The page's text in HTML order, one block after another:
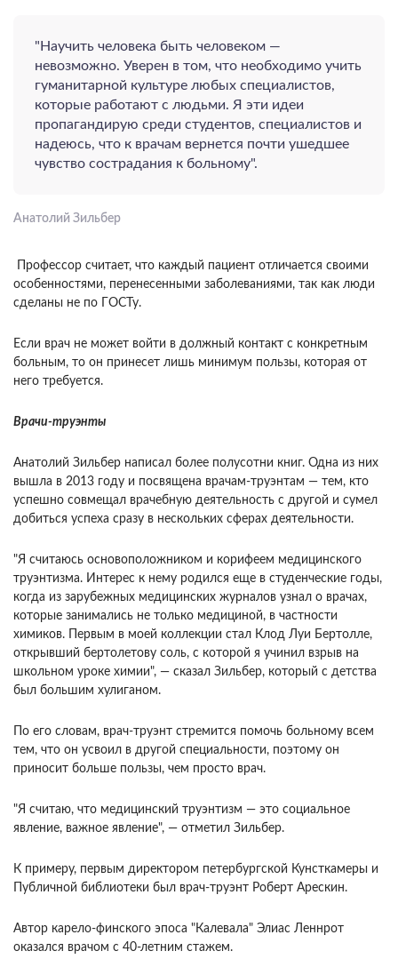
"Научить человека быть человеком —
невозможно. Уверен в том, что необходимо учить
гуманитарной культуре любых специалистов,
которые работают с людьми. Я эти идеи
пропагандирую среди студентов, специалистов и
надеюсь, что к врачам вернется почти ушедшее
чувство сострадания к больному".
Анатолий Зильбер
Профессор считает, что каждый пациент отличается своими
особенностями, перенесенными заболеваниями, так как люди
сделаны не по ГОСТу.
Если врач не может войти в должный контакт с конкретным
больным, то он принесет лишь минимум пользы, которая от
него требуется.
Врачи-труэнты
Анатолий Зильбер написал более полусотни книг. Одна из них
вышла в 2013 году и посвящена врачам-труэнтам — тем, кто
успешно совмещал врачебную деятельность с другой и сумел
добиться успеха сразу в нескольких сферах деятельности.
"Я считаюсь основоположником и корифеем медицинского
труэнтизма. Интерес к нему родился еще в студенческие годы,
когда из зарубежных медицинских журналов узнал о врачах,
которые занимались не только медициной, в частности
химиков. Первым в моей коллекции стал Клод Луи Бертолле,
открывший бертолетову соль, с которой я учинил взрыв на
школьном уроке химии", — сказал Зильбер, который с детства
был большим хулиганом.
По его словам, врач-труэнт стремится помочь больному всем
тем, что он усвоил в другой специальности, поэтому он
приносит больше пользы, чем просто врач.
"Я считаю, что медицинский труэнтизм — это социальное
явление, важное явление", — отметил Зильбер.
К примеру, первым директором петербургской Кунсткамеры и
Публичной библиотеки был врач-труэнт Роберт Арескин.
Автор карело-финского эпоса "Калевала" Элиас Леннрот
оказался врачом с 40-летним стажем.